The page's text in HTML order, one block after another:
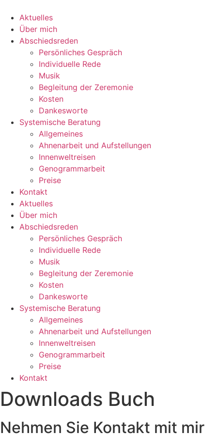
Inhalt
springen
Aktuelles
Über mich
Abschiedsreden
Persönliches Gespräch
Individuelle Rede
Musik
Begleitung der Zeremonie
Kosten
Dankesworte
Systemische Beratung
Allgemeines
Ahnenarbeit und Aufstellungen
Innenweltreisen
Genogrammarbeit
Preise
Kontakt
Aktuelles
Über mich
Abschiedsreden
Persönliches Gespräch
Individuelle Rede
Musik
Begleitung der Zeremonie
Kosten
Dankesworte
Systemische Beratung
Allgemeines
Ahnenarbeit und Aufstellungen
Innenweltreisen
Genogrammarbeit
Preise
Kontakt
Downloads Buch
Nehmen Sie Kontakt mit mir